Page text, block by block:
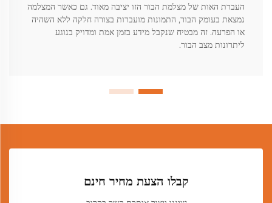
העברת האות של מצלמת הבור הזו יציבה מאוד. גם כאשר המצלמה
נמצאת בעומק הבור, התמונות מועברות בצורה חלקה ללא השהיה
או הפרעה. זה מבטיח שנקבל מידע בזמן אמת ומדויק בנוגע
ליתרונות מצב הבור.
קבלו הצעת מחיר חינם